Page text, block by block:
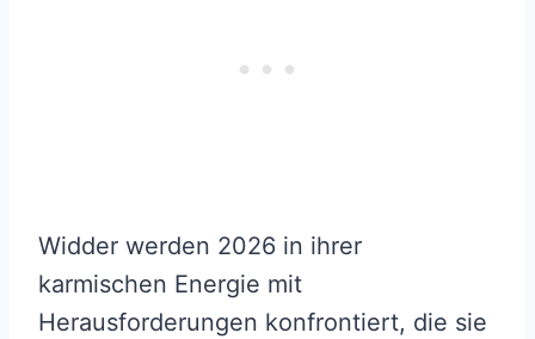
Widder werden 2026 in ihrer
karmischen Energie mit
Herausforderungen konfrontiert, die sie